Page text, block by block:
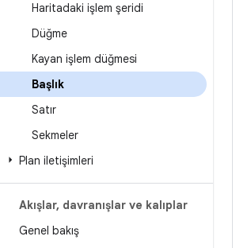
Haritadaki işlem şeridi
Düğme
Kayan işlem düğmesi
Başlık
Satır
Sekmeler
Plan iletişimleri
Akışlar, davranışlar ve kalıplar
Genel bakış